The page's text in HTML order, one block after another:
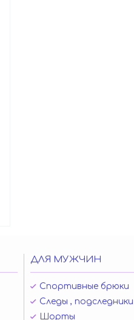
ДЛЯ МУЖЧИН
Спортивные брюки
Следы , подследники
Шорты